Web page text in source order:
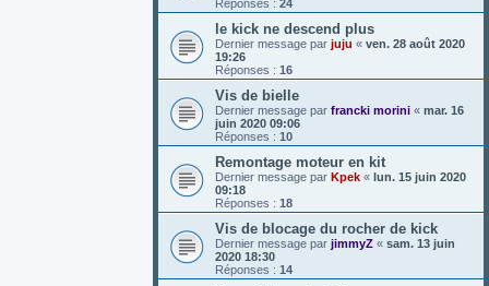
Réponses : 24
le kick ne descend plus
Dernier message par juju « ven. 28 août 2020
19:26
Réponses : 16
Vis de bielle
Dernier message par francki morini « mar. 16
juin 2020 09:06
Réponses : 10
Remontage moteur en kit
Dernier message par Kpek « lun. 15 juin 2020
09:18
Réponses : 18
Vis de blocage du rocher de kick
Dernier message par jimmyZ « sam. 13 juin
2020 18:30
Réponses : 14